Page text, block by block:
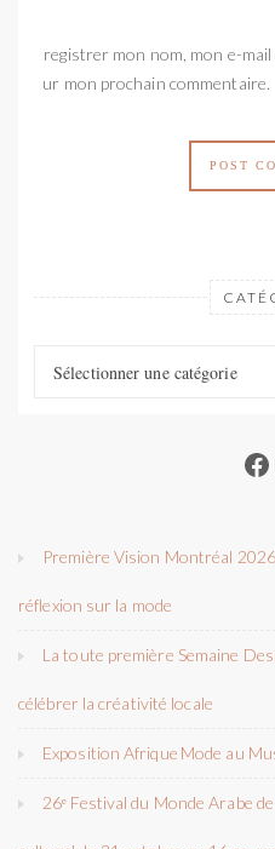
Enregistrer mon nom, mon e-
pour mon prochain commentaire.
Sélectionner une catégorie
Première Vision Montréal
réflexion sur la mode
La toute première Semaine
célébrer la créativité locale
Exposition Afrique Mode au
26ᵉ Festival du Monde Arabe